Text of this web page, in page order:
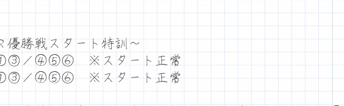
優勝戦スタート特訓～
①③／④⑤⑥ ※スタート正常
①③／④⑤⑥ ※スタート正常